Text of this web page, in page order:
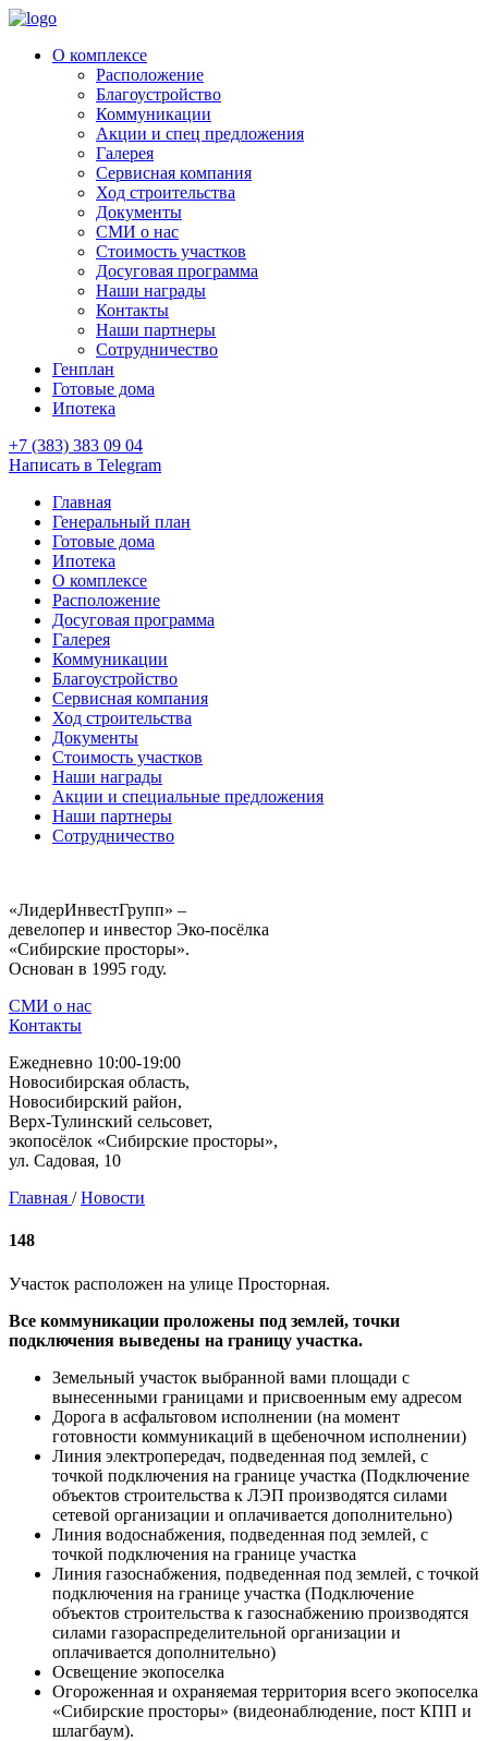
О комплексе
Расположение
Благоустройство
Коммуникации
Акции и спец предложения
Галерея
Сервисная компания
Ход строительства
Документы
СМИ о нас
Стоимость участков
Досуговая программа
Наши награды
Контакты
Наши партнеры
Сотрудничество
Генплан
Готовые дома
Ипотека
+7 (383) 383 09 04
Написать в Telegram
Главная
Генеральный план
Готовые дома
Ипотека
О комплексе
Расположение
Досуговая программа
Галерея
Коммуникации
Благоустройство
Сервисная компания
Ход строительства
Документы
Стоимость участков
Наши награды
Акции и специальные предложения
Наши партнеры
Сотрудничество
«ЛидерИнвестГрупп» –
девелопер и инвестор Эко-посёлка
«Сибирские просторы».
Основан в 1995 году.
СМИ о нас
Контакты
Ежедневно 10:00-19:00
Новосибирская область,
Новосибирский район,
Верх-Тулинский сельсовет,
экопосёлок «Сибирские просторы»,
ул. Садовая, 10
Главная / Новости
148
Участок расположен на улице Просторная.
Все коммуникации проложены под землей, точки
подключения выведены на границу участка.
Земельный участок выбранной вами площади с
вынесенными границами и присвоенным ему адресом
Дорога в асфальтовом исполнении (на момент
готовности коммуникаций в щебеночном исполнении)
Линия электропередач, подведенная под землей, с
точкой подключения на границе участка (Подключение
объектов строительства к ЛЭП производятся силами
сетевой организации и оплачивается дополнительно)
Линия водоснабжения, подведенная под землей, с
точкой подключения на границе участка
Линия газоснабжения, подведенная под землей, с точкой
подключения на границе участка (Подключение
объектов строительства к газоснабжению производятся
силами газораспределительной организации и
оплачивается дополнительно)
Освещение экопоселка
Огороженная и охраняемая территория всего экопоселка
«Сибирские просторы» (видеонаблюдение, пост КПП и
шлагбаум).